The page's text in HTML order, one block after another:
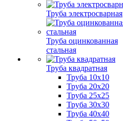
Труба электросварная
Труба оцинкованная
стальная
Труба квадратная
Труба 10x10
Труба 20x20
Труба 25x25
Труба 30x30
Труба 40x40